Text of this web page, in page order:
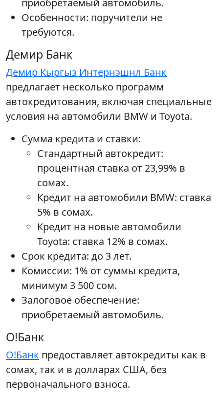
приобретаемый автомобиль.
Особенности: поручители не
требуются.
Демир Банк
Демир Кыргыз Интернэшнл Банк
предлагает несколько программ
автокредитования, включая специальные
условия на автомобили BMW и Toyota.
Сумма кредита и ставки:
Стандартный автокредит:
процентная ставка от 23,99% в
сомах.
Кредит на автомобили BMW: ставка
5% в сомах.
Кредит на новые автомобили
Toyota: ставка 12% в сомах.
Срок кредита: до 3 лет.
Комиссии: 1% от суммы кредита,
минимум 3 500 сом.
Залоговое обеспечение:
приобретаемый автомобиль.
О!Банк
О!Банк предоставляет автокредиты как в
сомах, так и в долларах США, без
первоначального взноса.